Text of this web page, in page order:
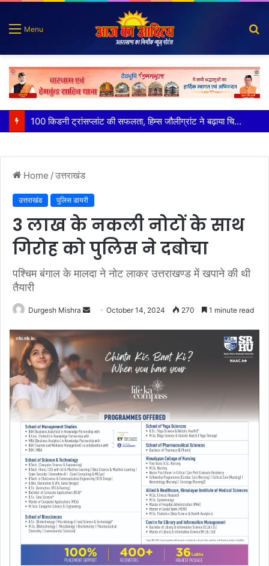
Menu
पात्र लोगों को सरकारी योजनाओं का सीधे मिल रहा लाभः धामी
Home /उत्तराखंड
उत्तराखंड पुलिस डायरी
3 लाख के नकली नोटों के साथ
गिरोह को पुलिस ने दबोचा
पश्चिम बंगाल के मालदा ने नोट लाकर उत्तराखण्ड में खपाने की थी
तैयारी
Durgesh Mishra
Send
email
October 14, 2024 270 1 minute read